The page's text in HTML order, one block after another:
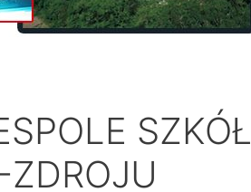
SZKÓŁ